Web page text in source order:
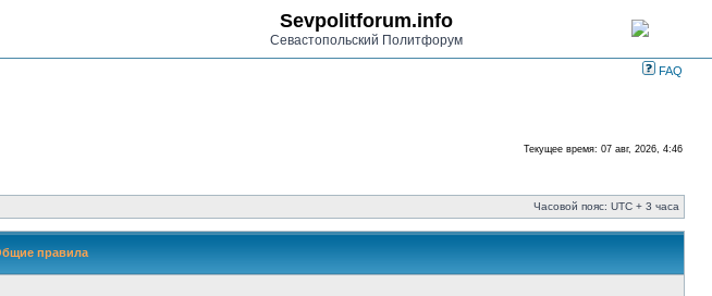
Sevpolitforum.info
Севастопольский Политфорум
FAQ
Текущее время: 07 авг, 2026, 4:46
Часовой пояс: UTC + 3 часа
правила